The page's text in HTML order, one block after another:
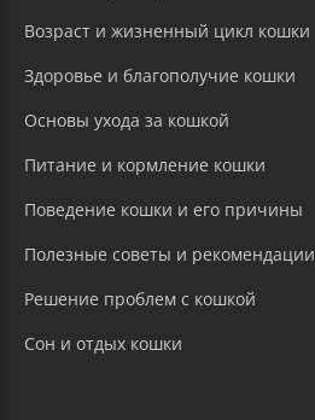
Возраст и жизненный цикл кошки
Здоровье и благополучие кошки
Основы ухода за кошкой
Питание и кормление кошки
Поведение кошки и его причины
Полезные советы и рекомендации
Решение проблем с кошкой
Сон и отдых кошки